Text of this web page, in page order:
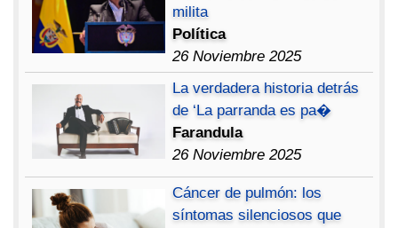
milita
Política
26 Noviembre 2025
La verdadera historia detrás
de ‘La parranda es pa�
Farandula
26 Noviembre 2025
Cáncer de pulmón: los
síntomas silenciosos que